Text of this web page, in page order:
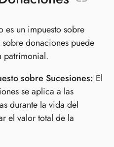
es un impuesto sobre
donaciones puede
patrimonial.
sobre Sucesiones: El
se aplica a las
durante la vida del
el valor total de la